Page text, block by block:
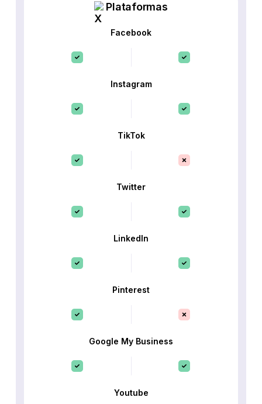
Plataformas
Facebook
Instagram
TikTok
Twitter
LinkedIn
Pinterest
Google My Business
Youtube